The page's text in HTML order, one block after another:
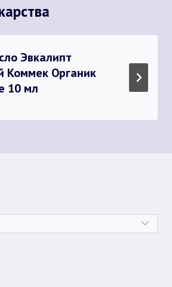
Эвкалипт
Коммек Органик
10 мл